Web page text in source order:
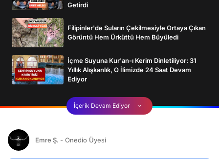
Getirdi
Filipinler'de Suların Çekilmesiyle Ortaya Çıkan
Görüntü Hem Ürküttü Hem Büyüledi
İçme Suyuna Kur'an-ı Kerim Dinletiliyor: 31
Yıllık Alışkanlık, O İlimizde 24 Saat Devam
Ediyor
İçerik Devam Ediyor
Emre Ş. - Onedio Üyesi